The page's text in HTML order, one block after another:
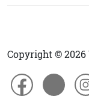
Copyright ©